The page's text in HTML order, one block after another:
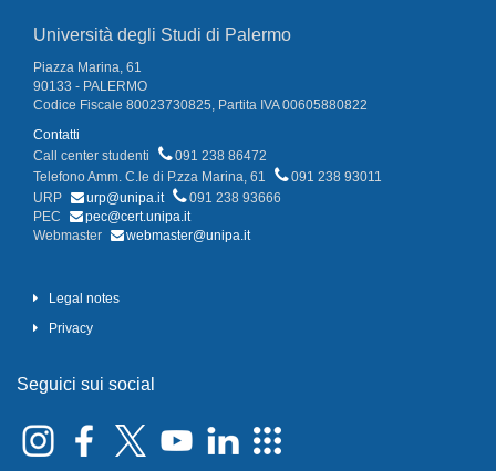
Università degli Studi di Palermo
Piazza Marina, 61
90133 - PALERMO
Codice Fiscale 80023730825, Partita IVA 00605880822
Contatti
Call center studenti
091 238 86472
Telefono Amm. C.le di P.zza Marina, 61
091 238 93011
URP
urp@unipa.it
091 238 93666
PEC
pec@cert.unipa.it
Webmaster
webmaster@unipa.it
Legal notes
Privacy
Seguici sui social